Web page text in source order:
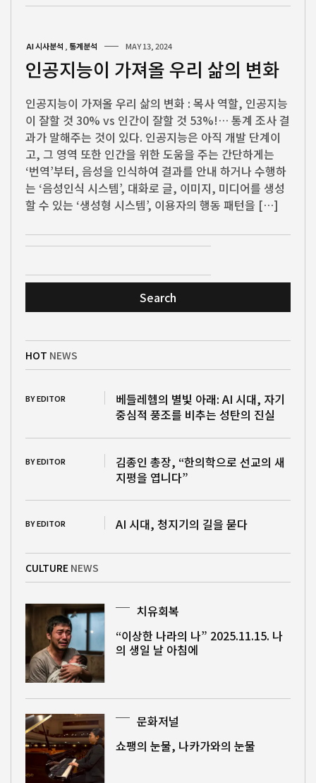
AI 시사분석 통계분석 MAY 13, 2024
인공지능이 가져올 우리 삶의 변화
인공지능이 가져올 우리 삶의 변화 : 목사 역할, 인공지능
이 잘할 것 30% vs 인간이 잘할 것 53%!… 통계 조사 결
과가 말해주는 것이 있다. 인공지능은 아직 개발 단계이
고, 그 영역 또한 인간을 위한 도움을 주는 간단하게는
‘번역’부터, 음성을 인식하여 결과를 안내 하거나 수행하
는 ‘음성인식 시스템’, 대화로 글, 이미지, 미디어를 생성
할 수 있는 ‘생성형 시스템’, 이용자의 행동 패턴을 […]
Search
HOT NEWS
BY EDITOR
베들레헴의 별빛 아래: AI 시대, 자기
중심적 풍조를 비추는 성탄의 진실
BY EDITOR
김종인 총장, “한의학으로 선교의 새
지평을 엽니다”
BY EDITOR AI 시대, 청지기의 길을 묻다
CULTURE NEWS
치유회복
“이상한 나라의 나” 2025.11.15. 나
의 생일 날 아침에
문화저널
쇼팽의 눈물, 나카가와의 눈물